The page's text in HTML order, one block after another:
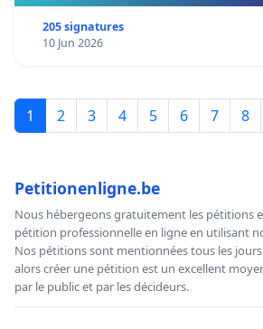
205 signatures
10 Jun 2026
1 2 3 4 5 6 7 8
Petitionenligne.be
Nous hébergeons gratuitement les pétitions
pétition professionnelle en ligne en utilisant
Nos pétitions sont mentionnées tous les
alors créer une pétition est un excellent
par le public et par les décideurs.